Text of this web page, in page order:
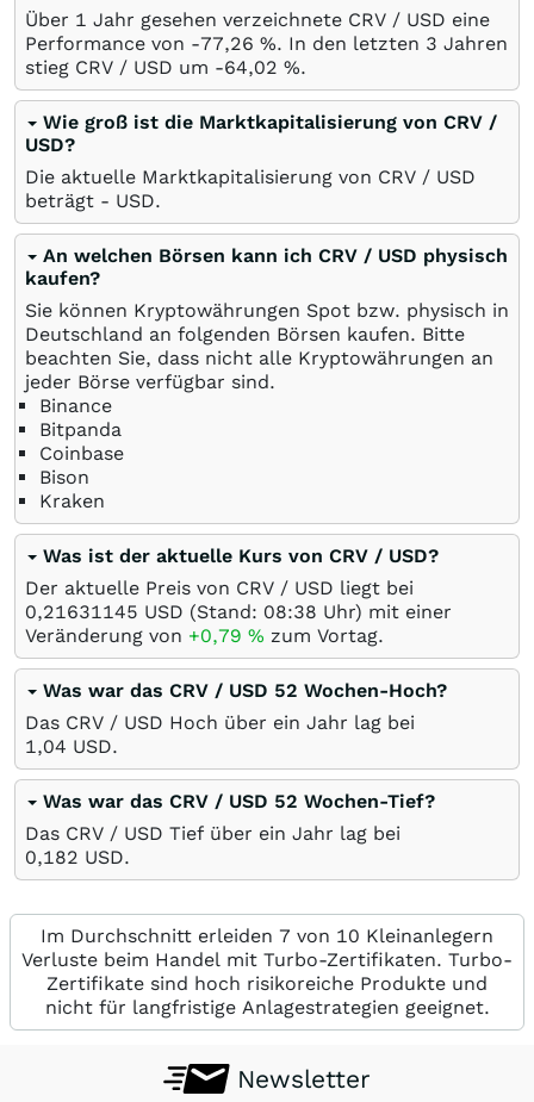
Über 1 Jahr gesehen verzeichnete CRV / USD eine
Performance von -77,26 %. In den letzten 3 Jahren
stieg CRV / USD um -64,02 %.
Wie groß ist die Marktkapitalisierung von CRV /
USD?
Die aktuelle Marktkapitalisierung von CRV / USD
beträgt - USD.
An welchen Börsen kann ich CRV / USD physisch
kaufen?
Sie können Kryptowährungen Spot bzw. physisch in
Deutschland an folgenden Börsen kaufen. Bitte
beachten Sie, dass nicht alle Kryptowährungen an
jeder Börse verfügbar sind.
Binance
Bitpanda
Coinbase
Bison
Kraken
Was ist der aktuelle Kurs von CRV / USD?
Der aktuelle Preis von CRV / USD liegt bei
0,21631145 USD (Stand: 08:38 Uhr) mit einer
Veränderung von +0,79 % zum Vortag.
Was war das CRV / USD 52 Wochen-Hoch?
Das CRV / USD Hoch über ein Jahr lag bei
1,04 USD.
Was war das CRV / USD 52 Wochen-Tief?
Das CRV / USD Tief über ein Jahr lag bei
0,182 USD.
Im Durchschnitt erleiden 7 von 10 Kleinanlegern
Verluste beim Handel mit Turbo-Zertifikaten. Turbo-
Zertifikate sind hoch risikoreiche Produkte und
nicht für langfristige Anlagestrategien geeignet.
Newsletter